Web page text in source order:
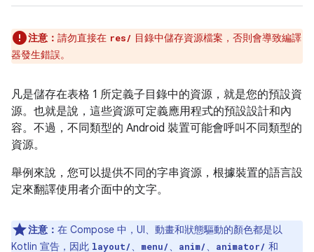
注意： 請勿直接在 res/ 目錄中儲存資源檔案，否則會導致編譯
器發生錯誤。
凡是儲存在表格 1 所定義子目錄中的資源，就是您的預設資
源。也就是說，這些資源可定義應用程式的預設設計和內
容。不過，不同類型的 Android 裝置可能會呼叫不同類型的
資源。
舉例來說，您可以提供不同的字串資源，根據裝置的語言設
定來翻譯使用者介面中的文字。
注意： 在 Compose 中，UI、動畫和狀態驅動的顏色都是以
Kotlin 宣告，因此 layout/、 menu/、 anim/、 animator/ 和